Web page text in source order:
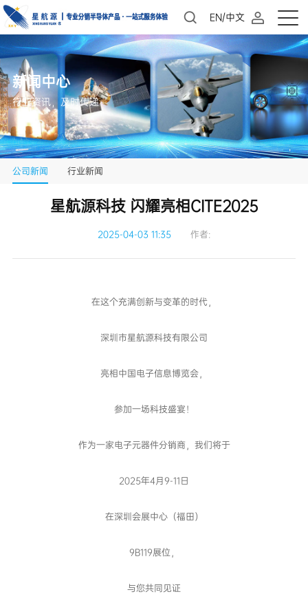
EN/中文
新闻中心
行业资讯，及时传递
公司新闻 行业新闻
星航源科技 闪耀亮相CITE2025
2025-04-03 11:35 作者:
在这个充满创新与变革的时代，
深圳市星航源科技有限公司
亮相中国电子信息博览会，
参加一场科技盛宴！
作为一家电子元器件分销商，我们将于
2025年4月9-11日
在深圳会展中心（福田）
9B119展位，
与您共同见证